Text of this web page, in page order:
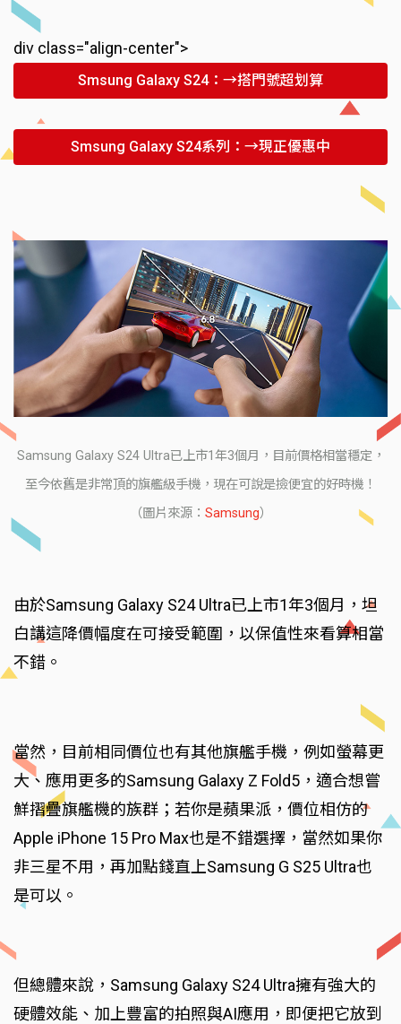
div class="align-center">
Smsung Galaxy S24：→搭門號超划算
Smsung Galaxy S24系列：→現正優惠中
Samsung Galaxy S24 Ultra已上市1年3個月，目前價格相當穩定，
至今依舊是非常頂的旗艦級手機，現在可說是撿便宜的好時機！
（圖片來源： Samsung）
由於Samsung Galaxy S24 Ultra已上市1年3個月，坦
白講這降價幅度在可接受範圍，以保值性來看算相當
不錯。
當然，目前相同價位也有其他旗艦手機，例如螢幕更
大、應用更多的Samsung Galaxy Z Fold5，適合想嘗
鮮摺疊旗艦機的族群；若你是蘋果派，價位相仿的
Apple iPhone 15 Pro Max也是不錯選擇，當然如果你
非三星不用，再加點錢直上Samsung G S25 Ultra也
是可以。
但總體來說，Samsung Galaxy S24 Ultra擁有強大的
硬體效能、加上豐富的拍照與AI應用，即便把它放到